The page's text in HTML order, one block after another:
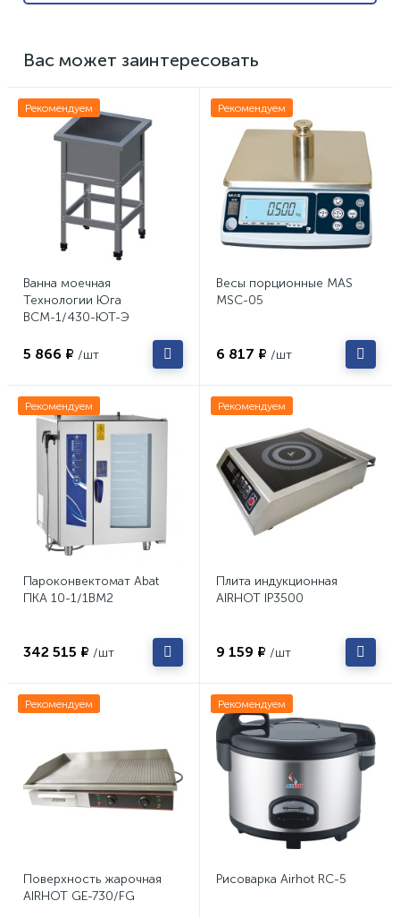
Вас может заинтересовать
Рекомендуем
Ванна моечная
Технологии Юга
ВСМ-1/430-ЮТ-Э
5 866 ₽ /шт
Рекомендуем
Весы порционные MAS
MSC-05
6 817 ₽ /шт
Рекомендуем
Пароконвектомат Abat
ПКА 10-1/1ВМ2
342 515 ₽ /шт
Рекомендуем
Плита индукционная
AIRHOT IP3500
9 159 ₽ /шт
Рекомендуем
Поверхность жарочная
AIRHOT GE-730/FG
Рекомендуем
Рисоварка Airhot RC-5